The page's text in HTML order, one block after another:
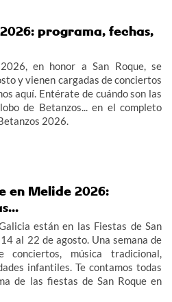
programa, fechas,
en honor a San Roque, se
y vienen cargadas de conciertos
aquí. Entérate de cuándo son las
de Betanzos... en el completo
2026.
en Melide 2026:
están en las Fiestas de San
al 22 de agosto. Una semana de
conciertos, música tradicional,
infantiles. Te contamos todas
de las fiestas de San Roque en